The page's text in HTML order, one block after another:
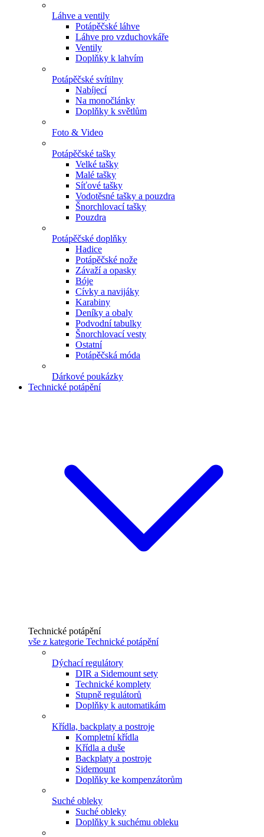
Láhve a ventily
Potápěčské láhve
Láhve pro vzduchovkáře
Ventily
Doplňky k lahvím
Potápěčské svítilny
Nabíjecí
Na monočlánky
Doplňky k světlům
Foto & Video
Potápěčské tašky
Velké tašky
Malé tašky
Síťové tašky
Vodotěsné tašky a pouzdra
Šnorchlovací tašky
Pouzdra
Potápěčské doplňky
Hadice
Potápěčské nože
Závaží a opasky
Bóje
Cívky a navijáky
Karabiny
Deníky a obaly
Podvodní tabulky
Šnorchlovací vesty
Ostatní
Potápěčská móda
Dárkové poukázky
Technické potápění
Technické potápění
vše z kategorie Technické potápění
Dýchací regulátory
DIR a Sidemount sety
Technické komplety
Stupně regulátorů
Doplňky k automatikám
Křídla, backplaty a postroje
Kompletní křídla
Křídla a duše
Backplaty a postroje
Sidemount
Doplňky ke kompenzátorům
Suché obleky
Suché obleky
Doplňky k suchému obleku